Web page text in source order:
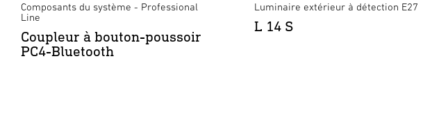
Composants du système - Professional
Line
Coupleur à bouton-poussoir
PC4-Bluetooth
Luminaire extérieur à détection E27
L 14 S